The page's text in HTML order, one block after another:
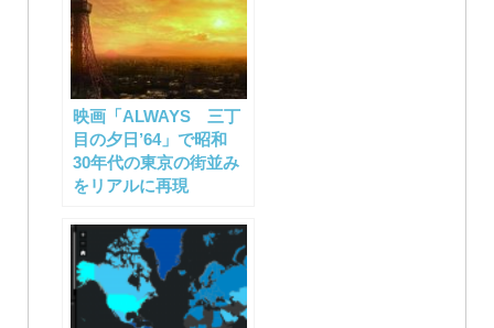
映画「ALWAYS 三丁
目の夕日’64」で昭和
30年代の東京の街並み
をリアルに再現